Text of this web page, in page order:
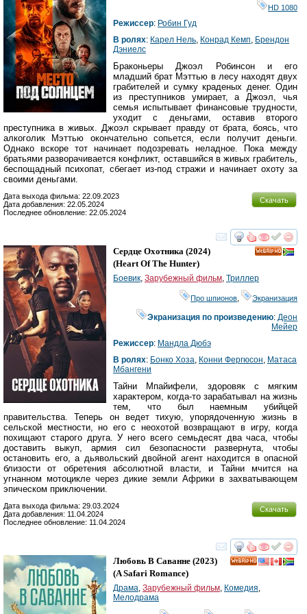
HD 1080
Режиссер: Робин Гуд
В ролях: Карел Нель, Конрад Кемп, Брендон
Дэниелс
Браконьеры Джоэл Робинсон и его
младший брат Мэттью в лесу находят двух
грабителей и сумку краденых денег. Один
из преступников умирает, а Джоэл, чья
семья испытывает финансовые трудности,
уходит с деньгами, оставив второго
преступника в живых. Джоэл скрывает правду от брата, боясь, что
алкоголик Мэттью окончательно сопьется, если получит деньги.
Однако вскоре тот начинает подозревать неладное. Пока между
братьями разворачивается конфликт, оставшийся в живых грабитель,
беспощадный психопат, сбегает из-под стражи и начинает охоту за
своими деньгами.
Скачать
Дата выхода фильма: 22.09.2023
Дата добавления: 22.05.2024
Последнее обновление: 22.05.2024
смотреть
Сердце Охотника (2024)
(Heart Of The Hunter)
Боевик, Зарубежный фильм, Триллер
Про шпионов Экранизация
Экранизация по произведению:Деон
Мейер
Режиссер: Мандла Дюбэ
В ролях: Бонко Хоза, Конни Фергюсон, Матаса
Мбангени
Тайни Мпайифели, здоровяк с мягким
характером, когда-то зарабатывал на жизнь
тем, что был наемным убийцей
правительства. Теперь он ведет тихую, упорядоченную жизнь в
сельской местности, но его с неохотой возвращают в игру, когда
похищают старого друга. У него всего семьдесят два часа, чтобы
доставить выкуп, армия сил безопасности развернута, чтобы
остановить его, а дьявольский двойной агент находится в опасной
близости от обретения абсолютной власти, и Тайни мчится на
угнанном мотоцикле через дикие земли Африки в захватывающем
эпическом приключении.
Скачать
Дата выхода фильма: 29.03.2024
Дата добавления: 11.04.2024
Последнее обновление: 11.04.2024
смотреть
Любовь В Саванне (2023)
(A Safari Romance)
Драма, Зарубежный фильм, Комедия,
Мелодрама